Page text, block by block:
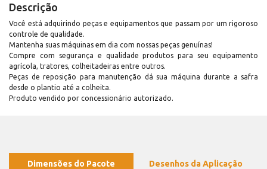
Descrição
Você está adquirindo peças e equipamentos que passam por um rigoroso
controle de qualidade.
Mantenha suas máquinas em dia com nossas peças genuínas!
Compre com segurança e qualidade produtos para seu equipamento
agrícola, tratores, colheitadeiras entre outros.
Peças de reposição para manutenção dá sua máquina durante a safra
desde o plantio até a colheita.
Produto vendido por concessionário autorizado.
Dimensões do Pacote Desenhos da Aplicação